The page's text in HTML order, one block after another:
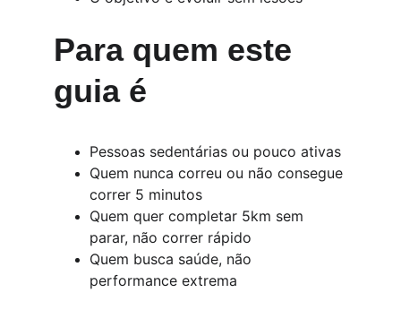
Para quem este
guia é
Pessoas sedentárias ou pouco ativas
Quem nunca correu ou não consegue
correr 5 minutos
Quem quer completar 5km sem
parar, não correr rápido
Quem busca saúde, não
performance extrema